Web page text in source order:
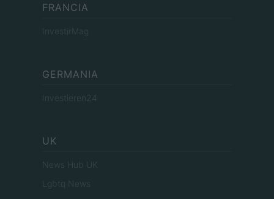
FRANCIA
InvestirMag
GERMANIA
Investieren24
UK
News Hub UK
Lgbtq News